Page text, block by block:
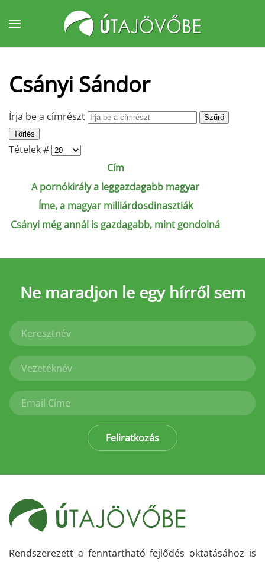
Fő tartalom átugrása
Csányi Sándor
Írja be a címrészt
Szűrő
Törlés
Tételek #
Cím
A pornókirály a leggazdagabb magyar
Íme, a magyar milliárdosdinasztiák
Csányi még annál is gazdagabb, mint gondolná
Ne maradjon le egy hírről sem
Feliratkozás
Rendszerezett a fenntartható fejlődés oktatásához is